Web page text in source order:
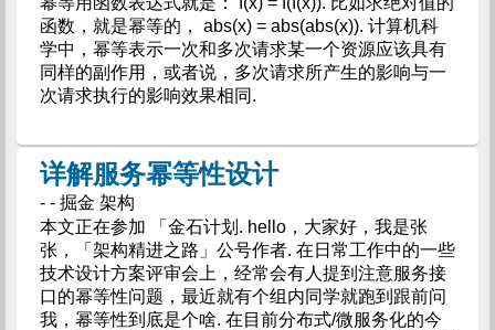
函数，就是幂等的， abs(x) = abs(abs(x)). 计算机科
学中，幂等表示一次和多次请求某一个资源应该具有
同样的副作用，或者说，多次请求所产生的影响与一
次请求执行的影响效果相同.
详解服务幂等性设计
- - 掘金 架构
本文正在参加 「金石计划. hello，大家好，我是张
张，「架构精进之路」公号作者. 在日常工作中的一些
技术设计方案评审会上，经常会有人提到注意服务接
口的幂等性问题，最近就有个组内同学就跑到跟前问
我，幂等性到底是个啥. 在目前分布式/微服务化的今